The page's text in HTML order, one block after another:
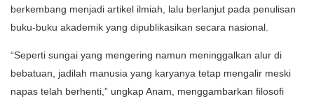
berkembang menjadi artikel ilmiah, lalu berlanjut pada penulisan
buku-buku akademik yang dipublikasikan secara nasional.
“Seperti sungai yang mengering namun meninggalkan alur di
bebatuan, jadilah manusia yang karyanya tetap mengalir meski
napas telah berhenti,” ungkap Anam, menggambarkan filosofi